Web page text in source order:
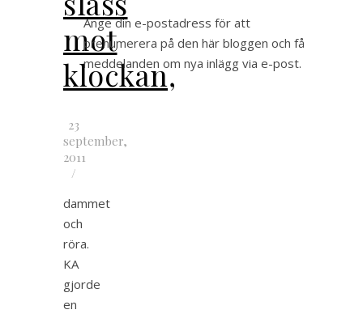
mot
klockan,
23
september,
2011
/
dammet
och
röra.
KA
gjorde
en
Ange din e-postadress för att
prenumerera på den här bloggen och få
meddelanden om nya inlägg via e-post.